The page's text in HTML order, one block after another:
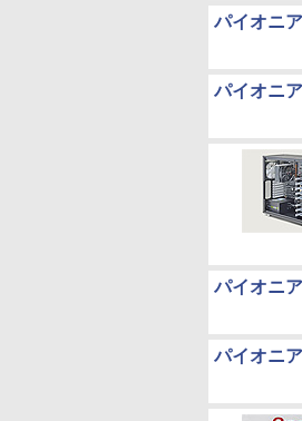
パイオニ
パイオニ
パイオニ
パイオニ